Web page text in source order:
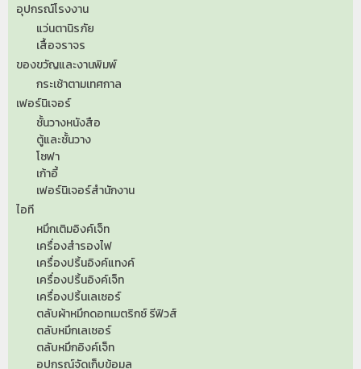
อุปกรณ์โรงงาน
แว่นตานิรภัย
เสื้อจราจร
ของขวัญและงานพิมพ์
กระเช้าตามเทศกาล
เฟอร์นิเจอร์
ชั้นวางหนังสือ
ตู้และชั้นวาง
โซฟา
เก้าอี้
เฟอร์นิเจอร์สำนักงาน
ไอที
หมึกเติมอิงค์เจ็ท
เครื่องสำรองไฟ
เครื่องปริ้นอิงค์แทงค์
เครื่องปริ้นอิงค์เจ็ท
เครื่องปริ้นเลเซอร์
ตลับผ้าหมึกดอทเมตริกซ์ รีฟิวส์
ตลับหมึกเลเซอร์
ตลับหมึกอิงค์เจ็ท
อุปกรณ์จัดเก็บข้อมูล